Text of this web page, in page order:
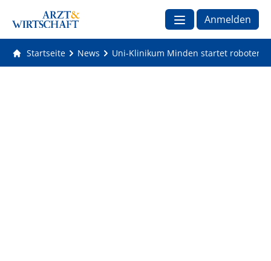
Anmelden
Startseite News Uni-Klinikum Minden startet